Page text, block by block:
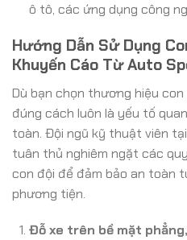
ô tô, các ứng dụng công
Hướng Dẫn Sử Dụng
Khuyến Cáo Từ Auto
Dù bạn chọn thương hiệu
đúng cách luôn là yếu tố
toàn. Đội ngũ kỹ thuật viên
tuân thủ nghiêm ngặt các
con đội để đảm bảo an toàn
phương tiện.
Đỗ xe trên bề mặt